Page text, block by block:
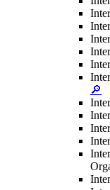
🔎